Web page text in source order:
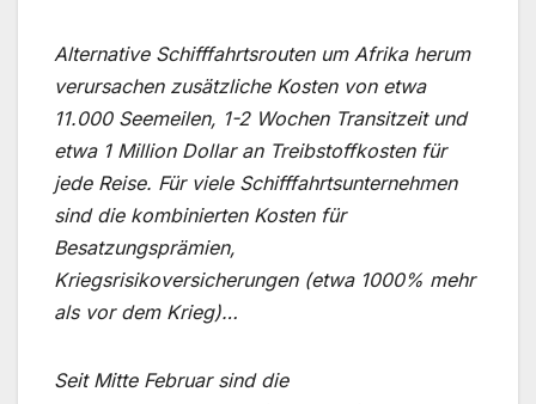
Alternative Schifffahrtsrouten um Afrika herum
verursachen zusätzliche Kosten von etwa
11.000 Seemeilen, 1-2 Wochen Transitzeit und
etwa 1 Million Dollar an Treibstoffkosten für
jede Reise. Für viele Schifffahrtsunternehmen
sind die kombinierten Kosten für
Besatzungsprämien,
Kriegsrisikoversicherungen (etwa 1000% mehr
als vor dem Krieg)…
Seit Mitte Februar sind die